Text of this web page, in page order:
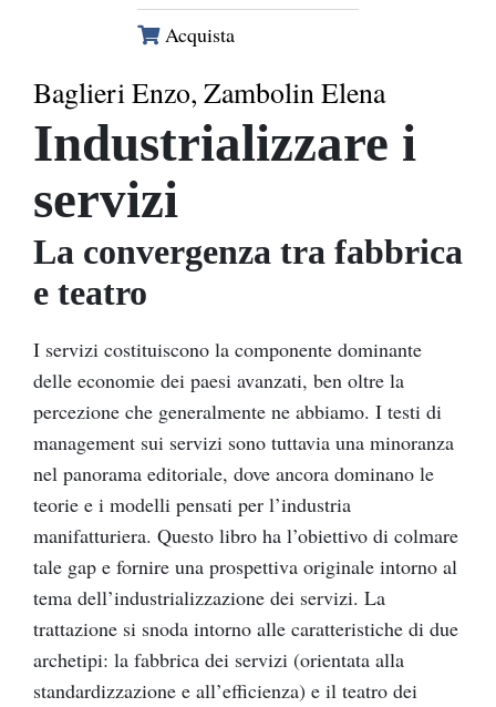
Baglieri Enzo, Zambolin Elena
Industrializzare i
servizi
La convergenza tra fabbrica
e teatro
I servizi costituiscono la componente dominante
delle economie dei paesi avanzati, ben oltre la
percezione che generalmente ne abbiamo. I testi di
management sui servizi sono tuttavia una minoranza
nel panorama editoriale, dove ancora dominano le
teorie e i modelli pensati per l’industria
manifatturiera. Questo libro ha l’obiettivo di colmare
tale gap e fornire una prospettiva originale intorno al
tema dell’industrializzazione dei servizi. La
trattazione si snoda intorno alle caratteristiche di due
archetipi: la fabbrica dei servizi (orientata alla
standardizzazione e all’efficienza) e il teatro dei
Acquista